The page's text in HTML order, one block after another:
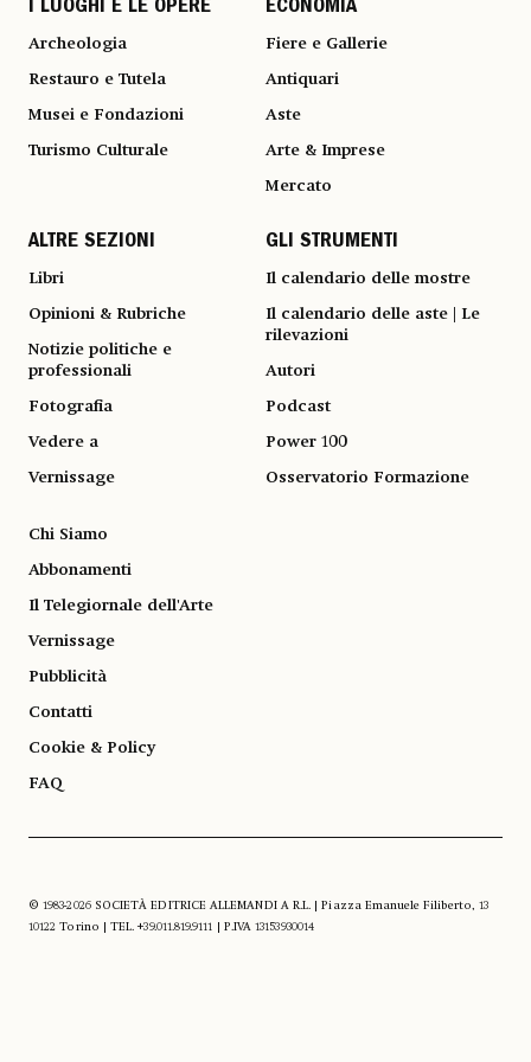
I LUOGHI E LE OPERE
Archeologia
Restauro e Tutela
Musei e Fondazioni
Turismo Culturale
ECONOMIA
Fiere e Gallerie
Antiquari
Aste
Arte & Imprese
Mercato
ALTRE SEZIONI
Libri
Opinioni & Rubriche
Notizie politiche e
professionali
Fotografia
Vedere a
Vernissage
GLI STRUMENTI
Il calendario delle mostre
Il calendario delle aste | Le
rilevazioni
Autori
Podcast
Power 100
Osservatorio Formazione
Chi Siamo
Abbonamenti
Il Telegiornale dell'Arte
Vernissage
Pubblicità
Contatti
Cookie & Policy
FAQ
© 1983-2026 SOCIETÀ EDITRICE ALLEMANDI A R.L. | Piazza Emanuele Filiberto, 13
10122 Torino | TEL. +39.011.819.9111 | P.IVA 13153930014